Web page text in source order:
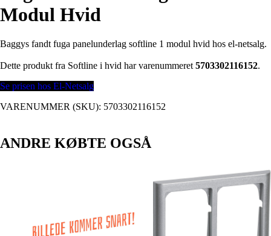
Modul Hvid
Baggys fandt fuga panelunderlag softline 1 modul hvid hos el-netsalg.
Dette produkt fra Softline i hvid har varenummeret5703302116152.
Se prisen hos El-Netsalg
VARENUMMER (SKU): 5703302116152
ANDRE KØBTE OGSÅ